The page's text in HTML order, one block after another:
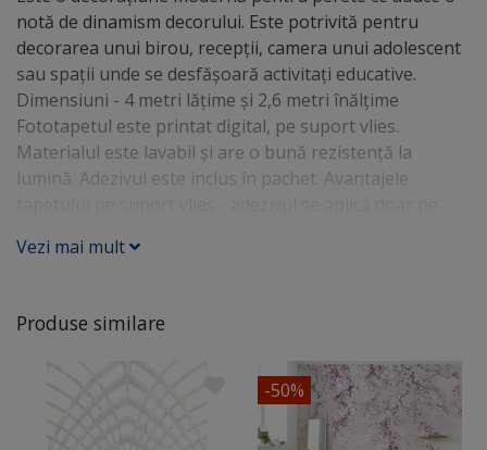
notă de dinamism decorului. Este potrivită pentru
decorarea unui birou, recepţii, camera unui adolescent
sau spaţii unde se desfăşoară activitaţi educative.
Dimensiuni - 4 metri lăţime şi 2,6 metri înălţime
Fototapetul este printat digital, pe suport vlies.
Materialul este lavabil şi are o bună rezistenţă la
lumină. Adezivul este inclus în pachet. Avantajele
tapetului cu suport din hârtie) - nu îşi modifică
îndepărta uşor, fără să fie nevoie umezirea materialului
Vezi mai mult
Produse similare
-50%